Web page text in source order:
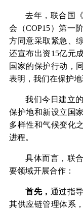
去年，联合国
会（COP15）第一
方同意采取紧急、
还宣布出资15亿元
国家的保护行动，
表明，我们在保护
我们今日建立
保护地和新设立国
多样性和气候变化
进程。
具体而言，联
要领域开展合作：
首先， 通过指
其供应链管理体系